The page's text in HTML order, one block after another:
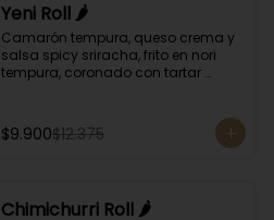
Yeni Roll 🌶️
Camarón tempura, queso crema y
salsa spicy sriracha, frito en nori
tempura, coronado con tartar
$9.900$12.375
Chimichurri Roll 🌶️